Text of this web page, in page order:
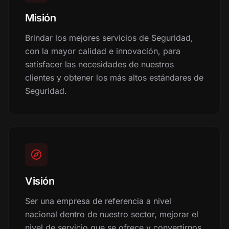
Misión
Brindar los mejores servicios de Seguridad,
con la mayor calidad e innovación, para
satisfacer las necesidades de nuestros
clientes y obtener los más altos estándares de
Seguridad.
Visión
Ser una empresa de referencia a nivel
nacional dentro de nuestro sector, mejorar el